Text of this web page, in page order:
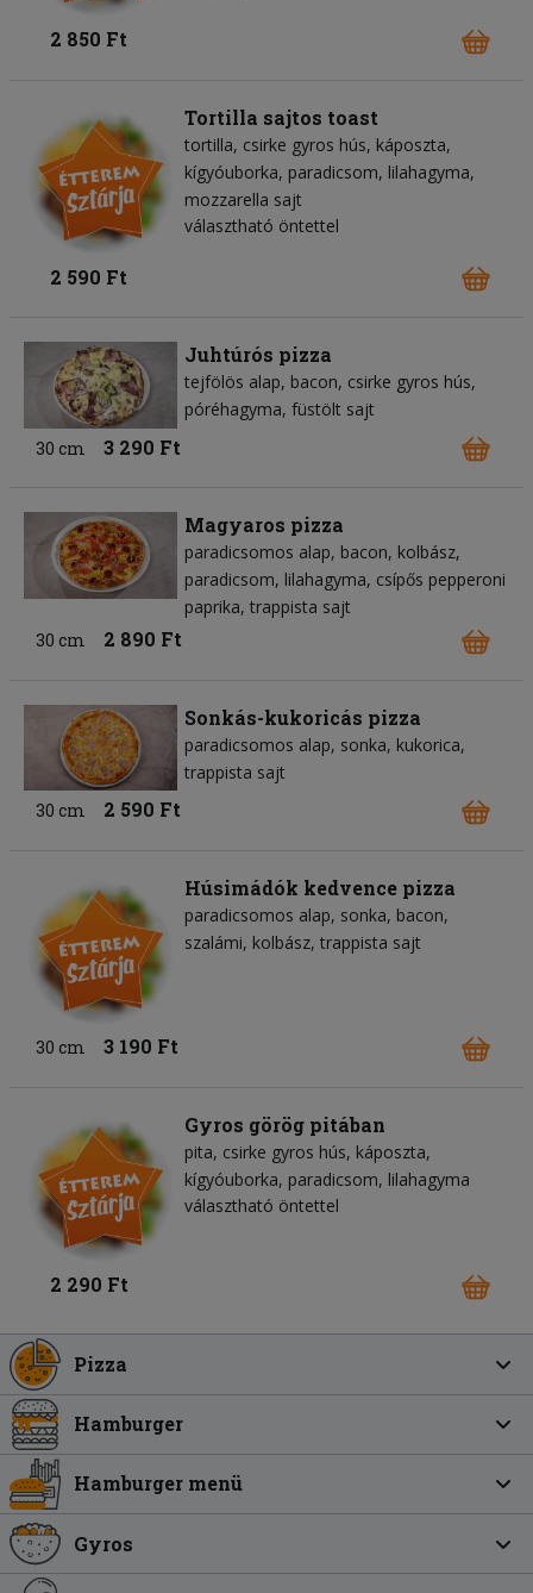
2 850 Ft
Tortilla sajtos toast
tortilla csirke gyros hús káposzta
kígyóuborka paradicsom lilahagyma
mozzarella sajt
választható öntettel
2 590 Ft
Juhtúrós pizza
tejfölös alap bacon csirke gyros hús
póréhagyma füstölt sajt
30 cm
3 290 Ft
Magyaros pizza
paradicsomos alap bacon kolbász
paradicsom lilahagyma csípős pepperoni
paprika trappista sajt
30 cm
2 890 Ft
Sonkás-kukoricás pizza
paradicsomos alap sonka kukorica
trappista sajt
30 cm
2 590 Ft
Húsimádók kedvence pizza
paradicsomos alap sonka bacon
szalámi kolbász trappista sajt
30 cm 3 190 Ft
Gyros görög pitában
pita csirke gyros hús káposzta
kígyóuborka paradicsom lilahagyma
választható öntettel
2 290 Ft
Pizza
Hamburger
Hamburger menü
Gyros